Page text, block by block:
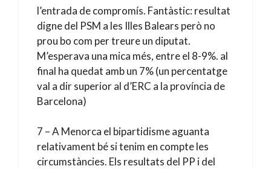
l’entrada de compromís. Fantàstic: resultat
digne del PSM a les Illes Balears però no
prou bo com per treure un diputat.
M’esperava una mica més, entre el 8-9%. al
final ha quedat amb un 7% (un percentatge
val a dir superior al d’ERC a la província de
Barcelona)
7 – A Menorca el bipartidisme aguanta
relativament bé si tenim en compte les
circumstàncies. Els resultats del PP i del